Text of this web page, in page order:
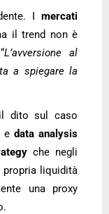
I mercati
il trend non è
L’avversione al
a spiegare la
dito sul caso
edata analysis
che negli
liquidità
una proxy